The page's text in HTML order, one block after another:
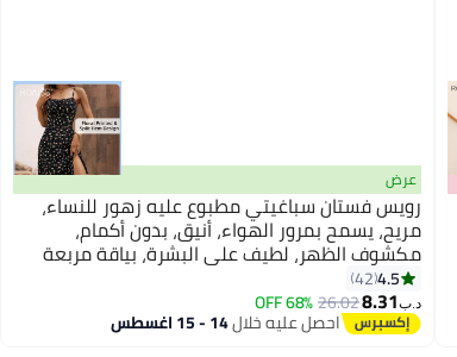
عرض
رويس فستان سباغيتي مطبوع عليه زهور للنساء،
مريح، يسمح بمرور الهواء، أنيق، بدون أكمام،
مكشوف الظهر، لطيف على البشرة، بياقة مربعة
وحافة مشقوقة، تنورة ميدي ناعمة عالية الخصر،
مناسب لإطلالة أنيقة وعصرية، أسود
4.5
42
د.ب‏8.31
26.02
68% OFF
احصل عليه خلال14 - 15 اغسطس